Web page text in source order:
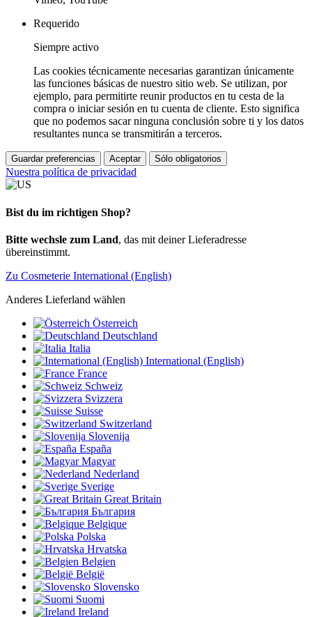
Requerido
Siempre activo
Las cookies técnicamente necesarias garantizan únicamente
las funciones básicas de nuestro sitio web. Se utilizan, por
ejemplo, para permitirte reunir productos en tu cesta de la
compra o iniciar sesión en tu cuenta de cliente. Esto significa
que no podemos sacar ninguna conclusión sobre ti y los datos
resultantes nunca se transmitirán a terceros.
Guardar preferencias Aceptar Sólo obligatorios
Nuestra política de privacidad
Bist du im richtigen Shop?
Bitte wechsle zum Land, das mit deiner Lieferadresse
übereinstimmt.
Zu Cosmeterie International (English)
Anderes Lieferland wählen
Österreich
Deutschland
Italia
International (English)
France
Schweiz
Svizzera
Suisse
Switzerland
Slovenija
España
Magyar
Nederland
Sverige
Great Britain
България
Belgique
Polska
Hrvatska
Belgien
België
Slovensko
Suomi
Ireland